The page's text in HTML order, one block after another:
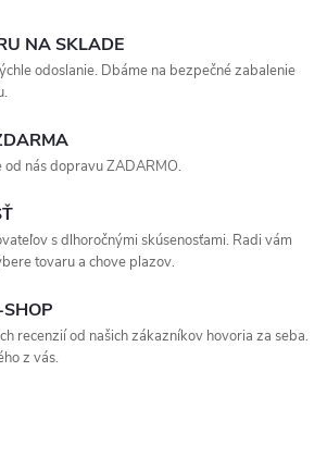
NA SKLADE
odoslanie. Dbáme na bezpečné zabalenie
nás dopravu ZADARMO.
s dlhoročnými skúsenosťami. Radi vám
tovaru a chove plazov.
SHOP
recenzií od našich zákazníkov hovoria za seba.
z vás.